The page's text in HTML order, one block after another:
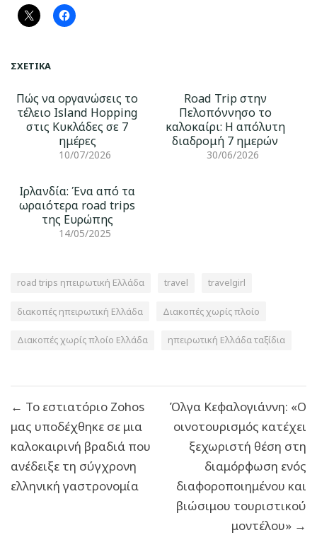
ΣΧΕΤΙΚΆ
Πώς να οργανώσεις το
τέλειο Island Hopping
στις Κυκλάδες σε 7
ημέρες
10/07/2026
Road Trip στην
Πελοπόννησο το
καλοκαίρι: Η απόλυτη
διαδρομή 7 ημερών
30/06/2026
Ιρλανδία: Ένα από τα
ωραιότερα road trips
της Ευρώπης
14/05/2025
road trips ηπειρωτική Ελλάδα travel travelgirl
διακοπές ηπειρωτική Ελλάδα Διακοπές χωρίς πλοίο
Διακοπές χωρίς πλοίο Ελλάδα ηπειρωτική Ελλάδα ταξίδια
άρθρων
← Το εστιατόριο Ζohos
μας υποδέχθηκε σε μια
καλοκαιρινή βραδιά που
ανέδειξε τη σύγχρονη
ελληνική γαστρονομία
Όλγα Κεφαλογιάννη: «Ο
οινοτουρισμός κατέχει
ξεχωριστή θέση στη
διαμόρφωση ενός
διαφοροποιημένου και
βιώσιμου τουριστικού
μοντέλου» →